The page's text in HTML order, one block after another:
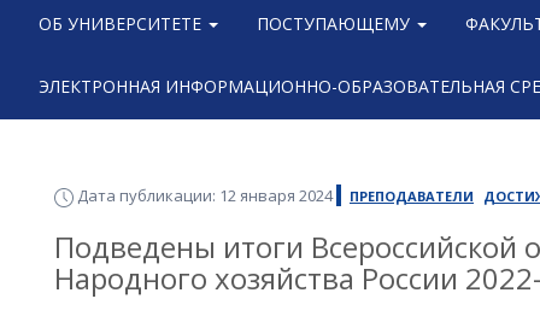
ОБ УНИВЕРСИТЕТЕ ПОСТУПАЮЩЕМУ
ЭЛЕКТРОННАЯ ИНФОРМАЦИОННО-ОБРАЗОВАТЕЛЬНАЯ
Дата публикации: 12 января 2024 ПРЕПОДАВАТЕЛИ
Подведены итоги Всероссийской
Народного хозяйства России